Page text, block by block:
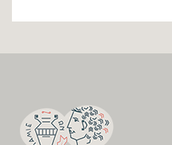
3 Ιανουαρίου 2026
FOOTER-
FIRST